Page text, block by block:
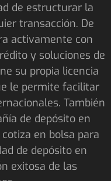
de estructurar la
transacción. De
activamente con
y soluciones de
su propia licencia
le permite facilitar
También
de depósito en
en bolsa para
de depósito en
exitosa de las